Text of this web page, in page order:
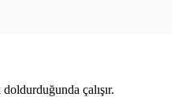
çalışır.